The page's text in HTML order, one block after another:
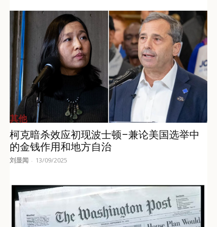
其他
柯克暗杀效应初现波士顿–兼论美国选举中
的金钱作用和地方自治
刘显闻 - 13/09/2025